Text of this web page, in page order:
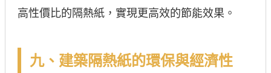
高性價比的隔熱紙，實現更高效的節能效果。
九、建築隔熱紙的環保與經濟性